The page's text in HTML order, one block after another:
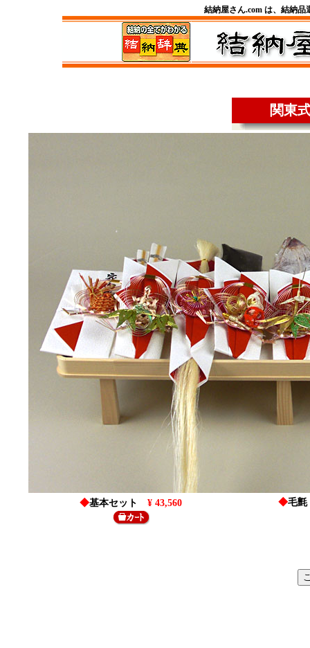
結納屋さん.com は、結納
関東
◆基本セット ¥ 43,560 ◆毛